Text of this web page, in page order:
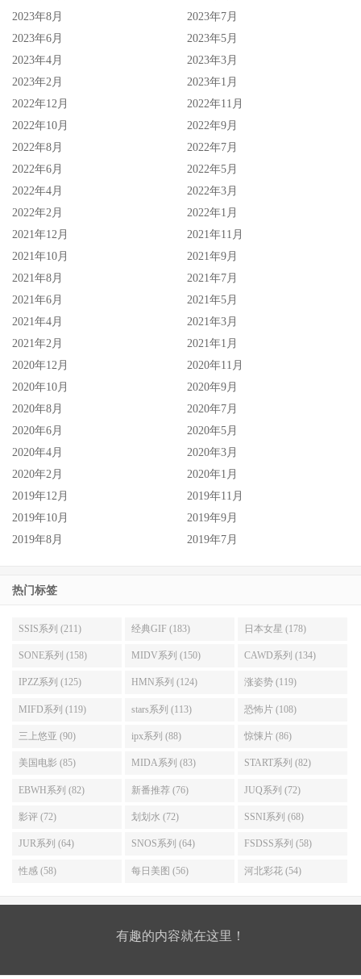
没错，你猜对了，在昨天，举办活动的店铺宣布活动取消，
美晴のん(美晴暖)不来惹〜
一来两个活动取消，连我奶奶都知道美晴のん(美晴暖)不对
人体调不良必须中止，美晴のん(美晴暖)也会在社群上和大
家道歉谢罪；但偏偏是因为诸多因素(这理由的真正意思是
女艺人出了什么状况不能和你说)取消，然后美晴のん(美晴
暖)自3月12日后就再也没有更新twitter，这明显是出事了：
2023年8月
2023年7月
2023年6月
2023年5月
2023年4月
2023年3月
2023年2月
2023年1月
2022年12月
2022年11月
2022年10月
2022年9月
2022年8月
2022年7月
2022年6月
2022年5月
2022年4月
2022年3月
2022年2月
2022年1月
2021年12月
2021年11月
2021年10月
2021年9月
2021年8月
2021年7月
2021年6月
2021年5月
2021年4月
2021年3月
2021年2月
2021年1月
2020年12月
2020年11月
2020年10月
2020年9月
2020年8月
2020年7月
2020年6月
2020年5月
2020年4月
2020年3月
2020年2月
2020年1月
2019年12月
2019年11月
2019年10月
2019年9月
2019年8月
2019年7月
热门标签
SSIS系列 (211) 经典GIF (183) 日本女星 (178)
SONE系列 (158) MIDV系列 (150) CAWD系列 (134)
IPZZ系列 (125) HMN系列 (124) 涨姿势 (119)
MIFD系列 (119) stars系列 (113) 恐怖片 (108)
三上悠亚 (90) ipx系列 (88) 惊悚片 (86)
美国电影 (85) MIDA系列 (83) START系列 (82)
EBWH系列 (82) 新番推荐 (76) JUQ系列 (72)
影评 (72) 划划水 (72) SSNI系列 (68)
JUR系列 (64) SNOS系列 (64) FSDSS系列 (58)
性感 (58) 每日美图 (56) 河北彩花 (54)
有趣的内容就在这里！